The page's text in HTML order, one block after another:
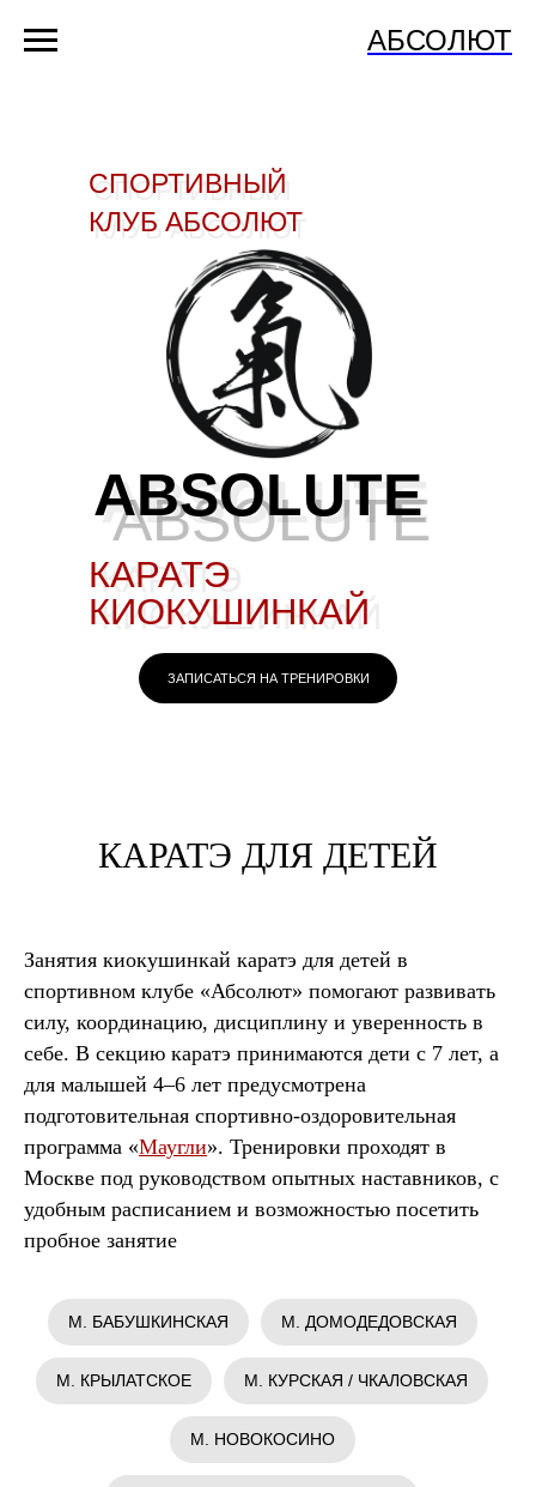
АБСОЛЮТ
ABSOLUTE
КАРАТЭ
КИОКУШИНКАЙ
ABSOLUTE
ABSOLUTE
СПОРТИВНЫЙ
КЛУБ АБСОЛЮТ
СПОРТИВНЫЙ
КЛУБ АБСОЛЮТ
КАРАТЭ
КИОКУШИНКАЙ
ЗАПИСАТЬСЯ НА ТРЕНИРОВКИ
КАРАТЭ ДЛЯ ДЕТЕЙ
Занятия киокушинкай каратэ для детей в
спортивном клубе «Абсолют» помогают развивать
силу, координацию, дисциплину и уверенность в
себе. В секцию каратэ принимаются дети с 7 лет, а
для малышей 4–6 лет предусмотрена
подготовительная спортивно-оздоровительная
программа «Маугли». Тренировки проходят в
Москве под руководством опытных наставников, с
удобным расписанием и возможностью посетить
пробное занятие
М. БАБУШКИНСКАЯ М. ДОМОДЕДОВСКАЯ
М. КРЫЛАТСКОЕ М. КУРСКАЯ / ЧКАЛОВСКАЯ
М. НОВОКОСИНО